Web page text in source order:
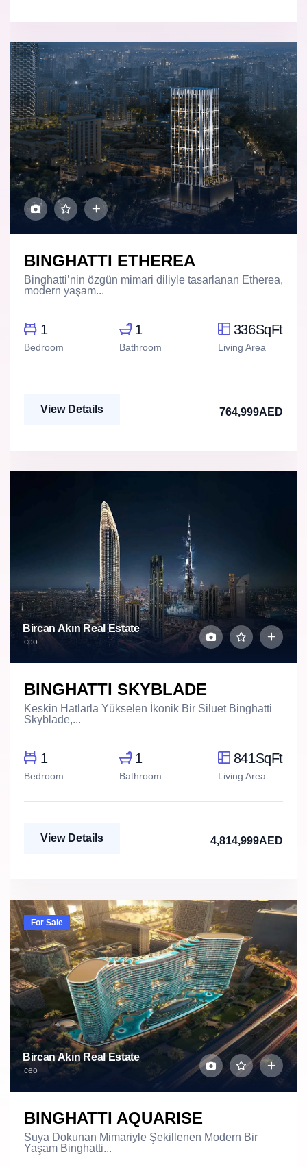
BINGHATTI ETHEREA
Binghatti’nin özgün mimari diliyle tasarlanan Etherea,
modern yaşam...
1
Bedroom
1
Bathroom
336SqFt
Living Area
View Details 764,999AED
Bircan Akın Real Estate
ceo
BINGHATTI SKYBLADE
Keskin Hatlarla Yükselen İkonik Bir Siluet Binghatti
Skyblade,...
1
Bedroom
1
Bathroom
841SqFt
Living Area
View Details 4,814,999AED
Bircan Akın Real Estate
ceo
For Sale
BINGHATTI AQUARISE
Suya Dokunan Mimariyle Şekillenen Modern Bir
Yaşam Binghatti...